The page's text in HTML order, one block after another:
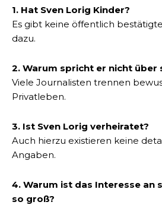
1. Hat Sven Lorig Kinder?
Es gibt keine öffentlich
dazu.
2. Warum spricht er nicht über
Viele Journalisten trennen
Privatleben.
3. Ist Sven Lorig verheiratet?
Auch hierzu existieren keine
Angaben.
4. Warum ist das Interesse an
so groß?